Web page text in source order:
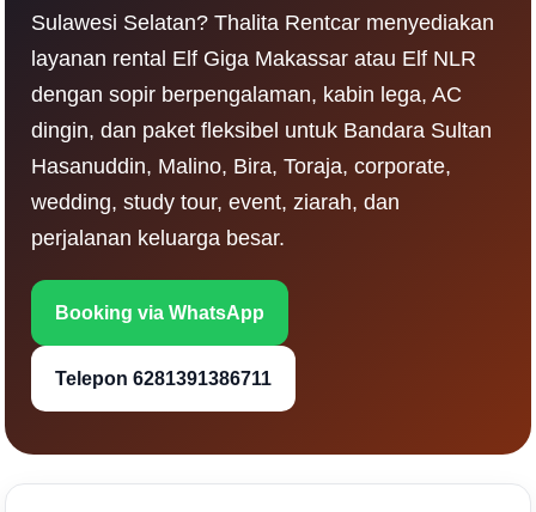
Sulawesi Selatan? Thalita Rentcar menyediakan
layanan rental Elf Giga Makassar atau Elf NLR
dengan sopir berpengalaman, kabin lega, AC
dingin, dan paket fleksibel untuk Bandara Sultan
Hasanuddin, Malino, Bira, Toraja, corporate,
wedding, study tour, event, ziarah, dan
perjalanan keluarga besar.
Booking via WhatsApp
Telepon 6281391386711